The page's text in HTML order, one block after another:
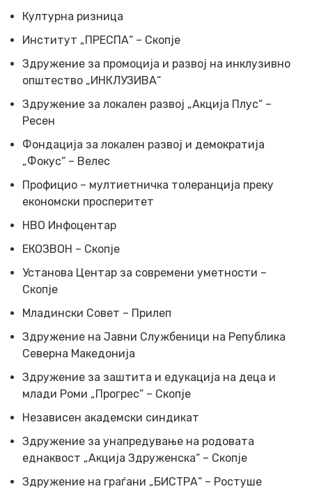
Културна ризница
Институт „ПРЕСПА“ – Скопје
Здружение за промоција и развој на инклузивно
општество „ИНКЛУЗИВА“
Здружение за локален развој „Акција Плус“ –
Ресен
Фондација за локален развој и демократија
„Фокус“ – Велес
Профицио – мултиетничка толеранција преку
економски просперитет
НВО Инфоцентар
ЕКОЗВОН – Скопје
Установа Центар за современи уметности –
Скопје
Младински Совет – Прилеп
Здружение на Јавни Службеници на Република
Северна Македонија
Здружение за заштита и едукација на деца и
млади Роми „Прогрес“ – Скопје
Независен академски синдикат
Здружение за унапредување на родовата
еднаквост „Акција Здруженска“ – Скопје
Здружение на граѓани „БИСТРА“ – Ростуше